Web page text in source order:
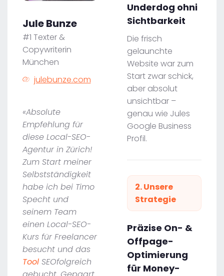
Jule Bunze
#1 Texter &
Copywriterin
München
julebunze.com
«Absolute
Empfehlung für
diese Local-SEO-
Agentur in Zürich!
Zum Start meiner
Selbstständigkeit
habe ich bei Timo
Specht und
seinem Team
einen Local-SEO-
Kurs für Freelancer
besucht und das
Tool SEOfolgreich
Underdog ohni
Sichtbarkeit
Die frisch
gelaunchte
Website war zum
Start zwar schick,
aber absolut
unsichtbar –
genau wie Jules
Google Business
Profil.
2. Unsere
Strategie
Präzise On- &
Offpage-
Optimierung
für Money-